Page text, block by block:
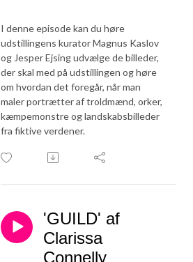
I denne episode kan du høre
udstillingens kurator Magnus Kaslov
og Jesper Ejsing udvælge de billeder,
der skal med på udstillingen og høre
om hvordan det foregår, når man
maler portrætter af troldmænd, orker,
kæmpemonstre og landskabsbilleder
fra fiktive verdener.
'GUILD' af
Clarissa
Connelly